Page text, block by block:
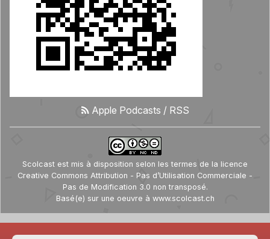
Apple Podcasts / RSS
Scolcast est mis à disposition selon les termes de la licence
Creative Commons Attribution - Pas d’Utilisation Commerciale -
Pas de Modification 3.0 non transposé.
Basé(e) sur une oeuvre à www.scolcast.ch